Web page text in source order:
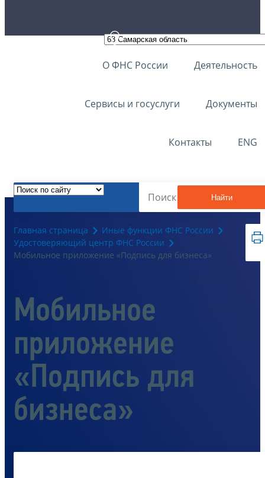
О ФНС России Деятельность
Сервисы и госуслуги Документы
Контакты ENG
Найти
Главная страница
Иные функции ФНС России
Удостоверяющий центр ФНС России
Мобильное приложение «Подпись для бизнеса»
Мобильное
приложение
«Подпись для
бизнеса»